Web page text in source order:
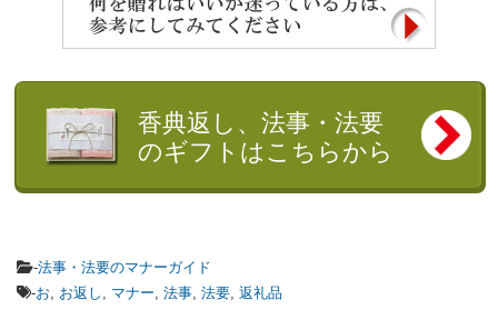
香典返し、法事・法要
のギフトはこちらから
-法事・法要のマナーガイド
-お, お返し , マナー, 法事, 法要, 返礼品